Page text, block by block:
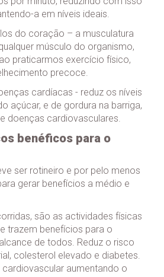
a em níveis ideais.
do coração – a musculatura
músculo do organismo,
praticarmos exercício físico,
precoce.
cardíacas - reduz os níveis
açúcar, e de gordura na barriga,
doenças cardiovasculares.
benéficos para o
ser rotineiro e por pelo menos
gerar benefícios a médio e
são as actividades físicas
trazem benefícios para o
de todos. Reduz o risco
colesterol elevado e diabetes.
aumentando o